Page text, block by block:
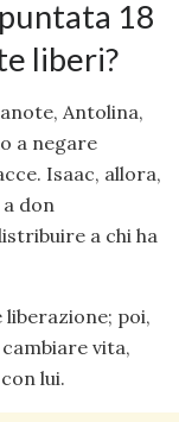
18
liberi?
Antolina,
a negare
Isaac, allora,
don
a chi ha
poi,
vita,
lui.